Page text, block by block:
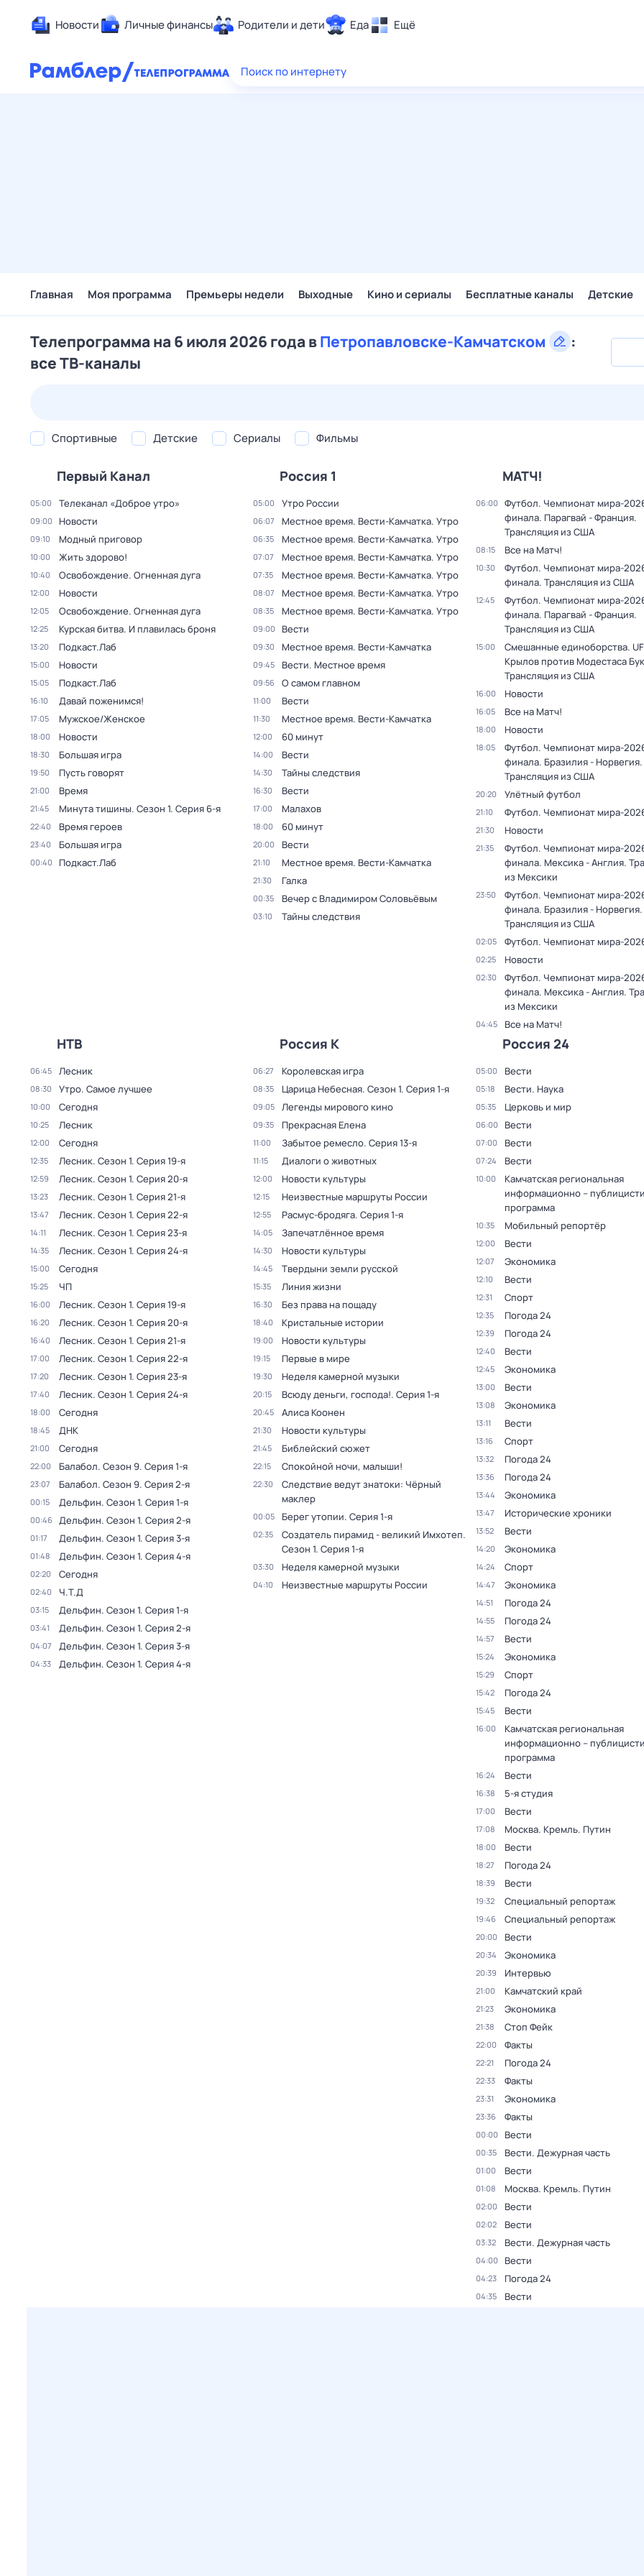
Новости Личные финансы Родители и дети Еда Ещё
Здоровье
Поиск по интернету
Главная Моя программа Премьеры недели Выходные Кино и сериалы Бесплатные каналы Детские
Телепрограмма на 6 июля 2026 года вПетропавловске-Камчатском
:
все ТВ-каналы
Спортивные Детские Сериалы Фильмы
Первый Канал
05:00 Телеканал «Доброе утро»
09:00 Новости
09:10 Модный приговор
10:00 Жить здорово!
10:40 Освобождение. Огненная дуга
12:00 Новости
12:05 Освобождение. Огненная дуга
12:25 Курская битва. И плавилась броня
13:20 Подкаст.Лаб
15:00 Новости
15:05 Подкаст.Лаб
16:10 Давай поженимся!
17:05 Мужское/Женское
18:00 Новости
18:30 Большая игра
19:50 Пусть говорят
21:00 Время
21:45 Минута тишины. Сезон 1. Серия 6-я
22:40 Время героев
23:40 Большая игра
00:40 Подкаст.Лаб
Россия 1
05:00 Утро России
06:07 Местное время. Вести-Камчатка. Утро
06:35 Местное время. Вести-Камчатка. Утро
07:07 Местное время. Вести-Камчатка. Утро
07:35 Местное время. Вести-Камчатка. Утро
08:07 Местное время. Вести-Камчатка. Утро
08:35 Местное время. Вести-Камчатка. Утро
09:00 Вести
09:30 Местное время. Вести-Камчатка
09:45 Вести. Местное время
09:56 О самом главном
11:00 Вести
11:30 Местное время. Вести-Камчатка
12:00 60 минут
14:00 Вести
14:30 Тайны следствия
16:30 Вести
17:00 Малахов
18:00 60 минут
20:00 Вести
21:10 Местное время. Вести-Камчатка
21:30 Галка
00:35 Вечер с Владимиром Соловьёвым
03:10 Тайны следствия
МАТЧ!
06:00
Футбол. Чемпионат мира-
финала. Парагвай - Франция.
Трансляция из США
08:15 Все на Матч!
10:30
Футбол. Чемпионат мира-
финала. Трансляция из США
12:45
Футбол. Чемпионат мира-
финала. Парагвай - Франция.
Трансляция из США
15:00
Смешанные единоборства.
Крылов против Модестаса
Трансляция из США
16:00 Новости
16:05 Все на Матч!
18:00 Новости
18:05
Футбол. Чемпионат мира-
финала. Бразилия - Норвегия.
Трансляция из США
20:20 Улётный футбол
21:10 Футбол. Чемпионат мира-
21:30 Новости
21:35
Футбол. Чемпионат мира-
финала. Мексика - Англия.
из Мексики
23:50
Футбол. Чемпионат мира-
финала. Бразилия - Норвегия.
Трансляция из США
02:05 Футбол. Чемпионат мира-
02:25 Новости
02:30
Футбол. Чемпионат мира-
финала. Мексика - Англия.
из Мексики
04:45 Все на Матч!
НТВ
06:45 Лесник
08:30 Утро. Самое лучшее
10:00 Сегодня
10:25 Лесник
12:00 Сегодня
12:35 Лесник. Сезон 1. Серия 19-я
12:59 Лесник. Сезон 1. Серия 20-я
13:23 Лесник. Сезон 1. Серия 21-я
13:47 Лесник. Сезон 1. Серия 22-я
14:11 Лесник. Сезон 1. Серия 23-я
14:35 Лесник. Сезон 1. Серия 24-я
15:00 Сегодня
15:25 ЧП
16:00 Лесник. Сезон 1. Серия 19-я
16:20 Лесник. Сезон 1. Серия 20-я
16:40 Лесник. Сезон 1. Серия 21-я
17:00 Лесник. Сезон 1. Серия 22-я
17:20 Лесник. Сезон 1. Серия 23-я
17:40 Лесник. Сезон 1. Серия 24-я
18:00 Сегодня
18:45 ДНК
21:00 Сегодня
22:00 Балабол. Сезон 9. Серия 1-я
23:07 Балабол. Сезон 9. Серия 2-я
00:15 Дельфин. Сезон 1. Серия 1-я
00:46 Дельфин. Сезон 1. Серия 2-я
01:17 Дельфин. Сезон 1. Серия 3-я
01:48 Дельфин. Сезон 1. Серия 4-я
02:20 Сегодня
02:40 Ч.T.Д
03:15 Дельфин. Сезон 1. Серия 1-я
03:41 Дельфин. Сезон 1. Серия 2-я
04:07 Дельфин. Сезон 1. Серия 3-я
04:33 Дельфин. Сезон 1. Серия 4-я
Россия К
06:27 Королевская игра
08:35 Царица Небесная. Сезон 1. Серия 1-я
09:05 Легенды мирового кино
09:35 Прекрасная Елена
11:00 Забытое ремесло. Серия 13-я
11:15 Диалоги о животных
12:00 Новости культуры
12:15 Неизвестные маршруты России
12:55 Расмус-бродяга. Серия 1-я
14:05 Запечатлённое время
14:30 Новости культуры
14:45 Твердыни земли русской
15:35 Линия жизни
16:30 Без права на пощаду
18:40 Кристальные истории
19:00 Новости культуры
19:15 Первые в мире
19:30 Неделя камерной музыки
20:15 Всюду деньги, господа!. Серия 1-я
20:45 Алиса Коонен
21:30 Новости культуры
21:45 Библейский сюжет
22:15 Спокойной ночи, малыши!
22:30
Следствие ведут знатоки: Чёрный
маклер
00:05 Берег утопии. Серия 1-я
02:35 Создатель пирамид - великий Имхотеп.
Сезон 1. Серия 1-я
03:30 Неделя камерной музыки
04:10 Неизвестные маршруты России
Россия 24
05:00 Вести
05:18 Вести. Наука
05:35 Церковь и мир
06:00 Вести
07:00 Вести
07:24 Вести
10:00
Камчатская региональная
информационно –
программа
10:35 Мобильный репортёр
12:00 Вести
12:07 Экономика
12:10 Вести
12:31 Спорт
12:35 Погода 24
12:39 Погода 24
12:40 Вести
12:45 Экономика
13:00 Вести
13:08 Экономика
13:11 Вести
13:16 Спорт
13:32 Погода 24
13:36 Погода 24
13:44 Экономика
13:47 Исторические хроники
13:52 Вести
14:20 Экономика
14:24 Спорт
14:47 Экономика
14:51 Погода 24
14:55 Погода 24
14:57 Вести
15:24 Экономика
15:29 Спорт
15:42 Погода 24
15:45 Вести
16:00
Камчатская региональная
информационно –
программа
16:24 Вести
16:38 5-я студия
17:00 Вести
17:08 Москва. Кремль. Путин
18:00 Вести
18:27 Погода 24
18:39 Вести
19:32 Специальный репортаж
19:46 Специальный репортаж
20:00 Вести
20:34 Экономика
20:39 Интервью
21:00 Камчатский край
21:23 Экономика
21:38 Стоп Фейк
22:00 Факты
22:21 Погода 24
22:33 Факты
23:31 Экономика
23:36 Факты
00:00 Вести
00:35 Вести. Дежурная часть
01:00 Вести
01:08 Москва. Кремль. Путин
02:00 Вести
02:02 Вести
03:32 Вести. Дежурная часть
04:00 Вести
04:23 Погода 24
04:35 Вести